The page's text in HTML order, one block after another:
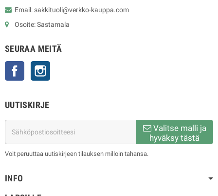
Email: sakkituoli@verkko-kauppa.com
Osoite: Sastamala
SEURAA MEITÄ
Facebook
UUTISKIRJE
Valitse malli ja
hyväksy tästä
Voit peruuttaa uutiskirjeen tilauksen milloin tahansa.
INFO